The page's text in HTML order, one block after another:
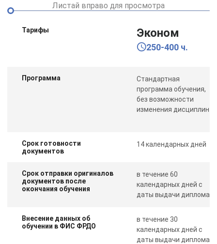
Листай вправо для просмотра
Тарифы Эконом
250-400 ч.
Программа
Стандартная
программа обучения,
без возможности
изменения дисциплин
Срок готовности
документов
14 календарных дней
Срок отправки оригиналов
документов после
окончания обучения
в течение 60
календарных дней с
даты выдачи диплома
Внесение данных об
обучении в ФИС ФРДО
в течение 30
календарных дней с
даты выдачи диплома